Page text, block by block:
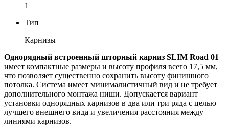
1
Тип
Карнизы
Однорядный встроенный шторный карниз SLIM Road 01
имеет компактные размеры и высоту профиля всего 17,5 мм,
что позволяет существенно сохранить высоту финишного
потолка. Система имеет минималистичный вид и не требует
дополнительного монтажа ниши. Допускается вариант
установки однорядных карнизов в два или три ряда с целью
лучшего внешнего вида и увеличения расстояния между
линиями карнизов.